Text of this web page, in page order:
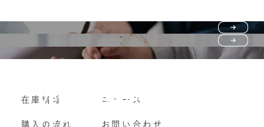
購入の流れ
よくいただくご質問
Vehicle purchase
車両買い取り
在庫情報
購入の流れ
ニュース
お問い合わせ